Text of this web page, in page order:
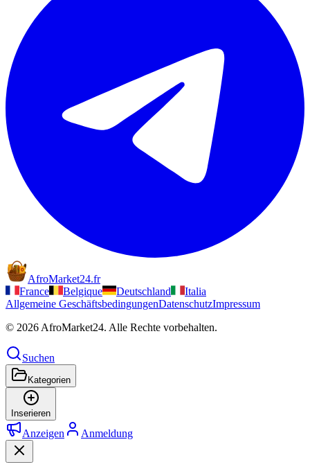
AfroMarket24.fr
France
Belgique Deutschland
Italia
Allgemeine GeschäftsbedingungenDatenschutzImpressum
© 2026 AfroMarket24. Alle Rechte vorbehalten.
Suchen
Kategorien
Inserieren
Anzeigen Anmeldung